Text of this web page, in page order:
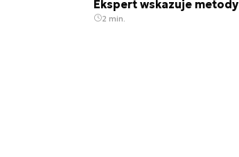
Ekspert wskazuje metody
2 min.